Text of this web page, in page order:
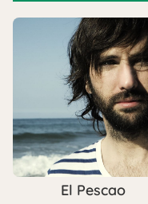
El Pescao